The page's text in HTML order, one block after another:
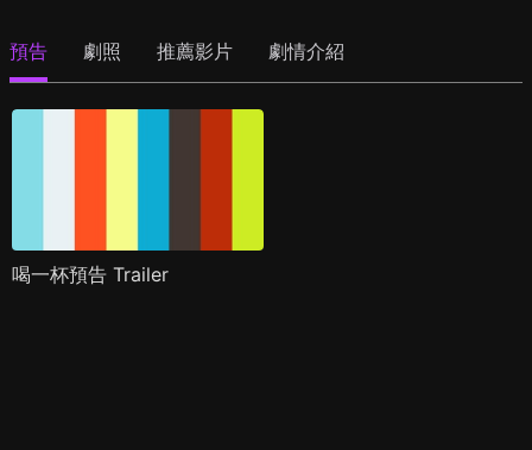
預告 劇照 推薦影片 劇情介紹
喝一杯預告 Trailer